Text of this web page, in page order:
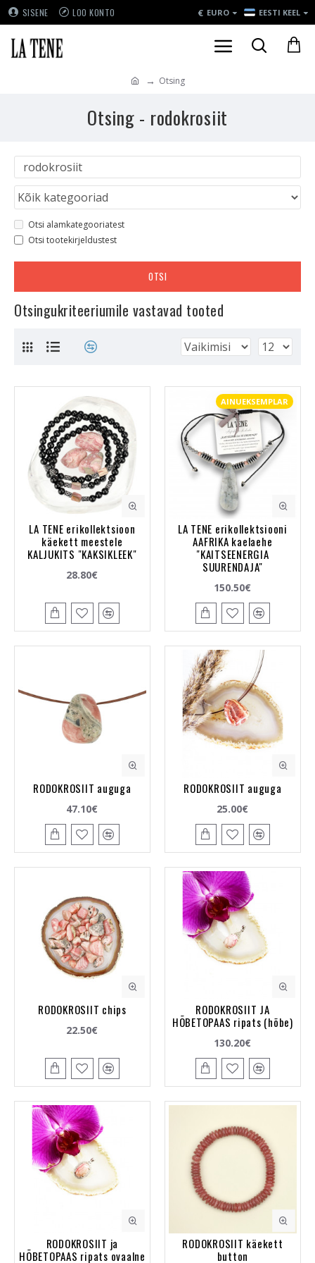
SISENE LOO KONTO € EURO EESTI KEEL
Otsing
Otsing - rodokrosiit
Otsi alamkategooriatest
Otsi tootekirjeldustest
OTSI
Otsingukriteeriumile vastavad tooted
LA TENE erikollektsioon
käekett meestele
KALJUKITS "KAKSIKLEEK"
28.80€
AINUEKSEMPLAR
LA TENE erikollektsiooni
AAFRIKA kaelaehe
"KAITSEENERGIA
SUURENDAJA"
150.50€
RODOKROSIIT auguga
47.10€
RODOKROSIIT auguga
25.00€
RODOKROSIIT chips
22.50€
RODOKROSIIT JA
HÕBETOPAAS ripats (hõbe)
130.20€
RODOKROSIIT ja
HÕBETOPAAS ripats ovaalne
RODOKROSIIT käekett
button